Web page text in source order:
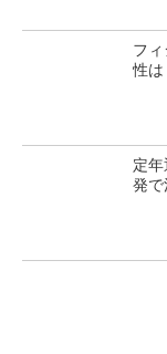
フ
性は
定
発で